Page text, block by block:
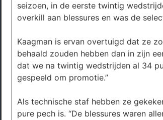
seizoen, in de eerste twintig
overkill aan blessures en was de
Kaagman is ervan overtuigd dat ze
behaald zouden hebben dan in zijn
dat we na twintig wedstrijden al 34
gespeeld om promotie.”
Als technische staf hebben ze
pure pech is. “De blessures waren